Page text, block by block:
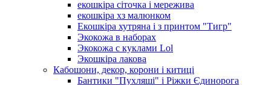
екошкіра сіточка і мережива
екошкіра хз малюнком
Екошкіра хутряна і з принтом "Тигр"
Экокожа в наборах
Экокожа с куклами Lol
Экошкiра лакова
Кабошони, декор, корони і китиці
Бантики "Пухляші" і Ріжки Єдинорога